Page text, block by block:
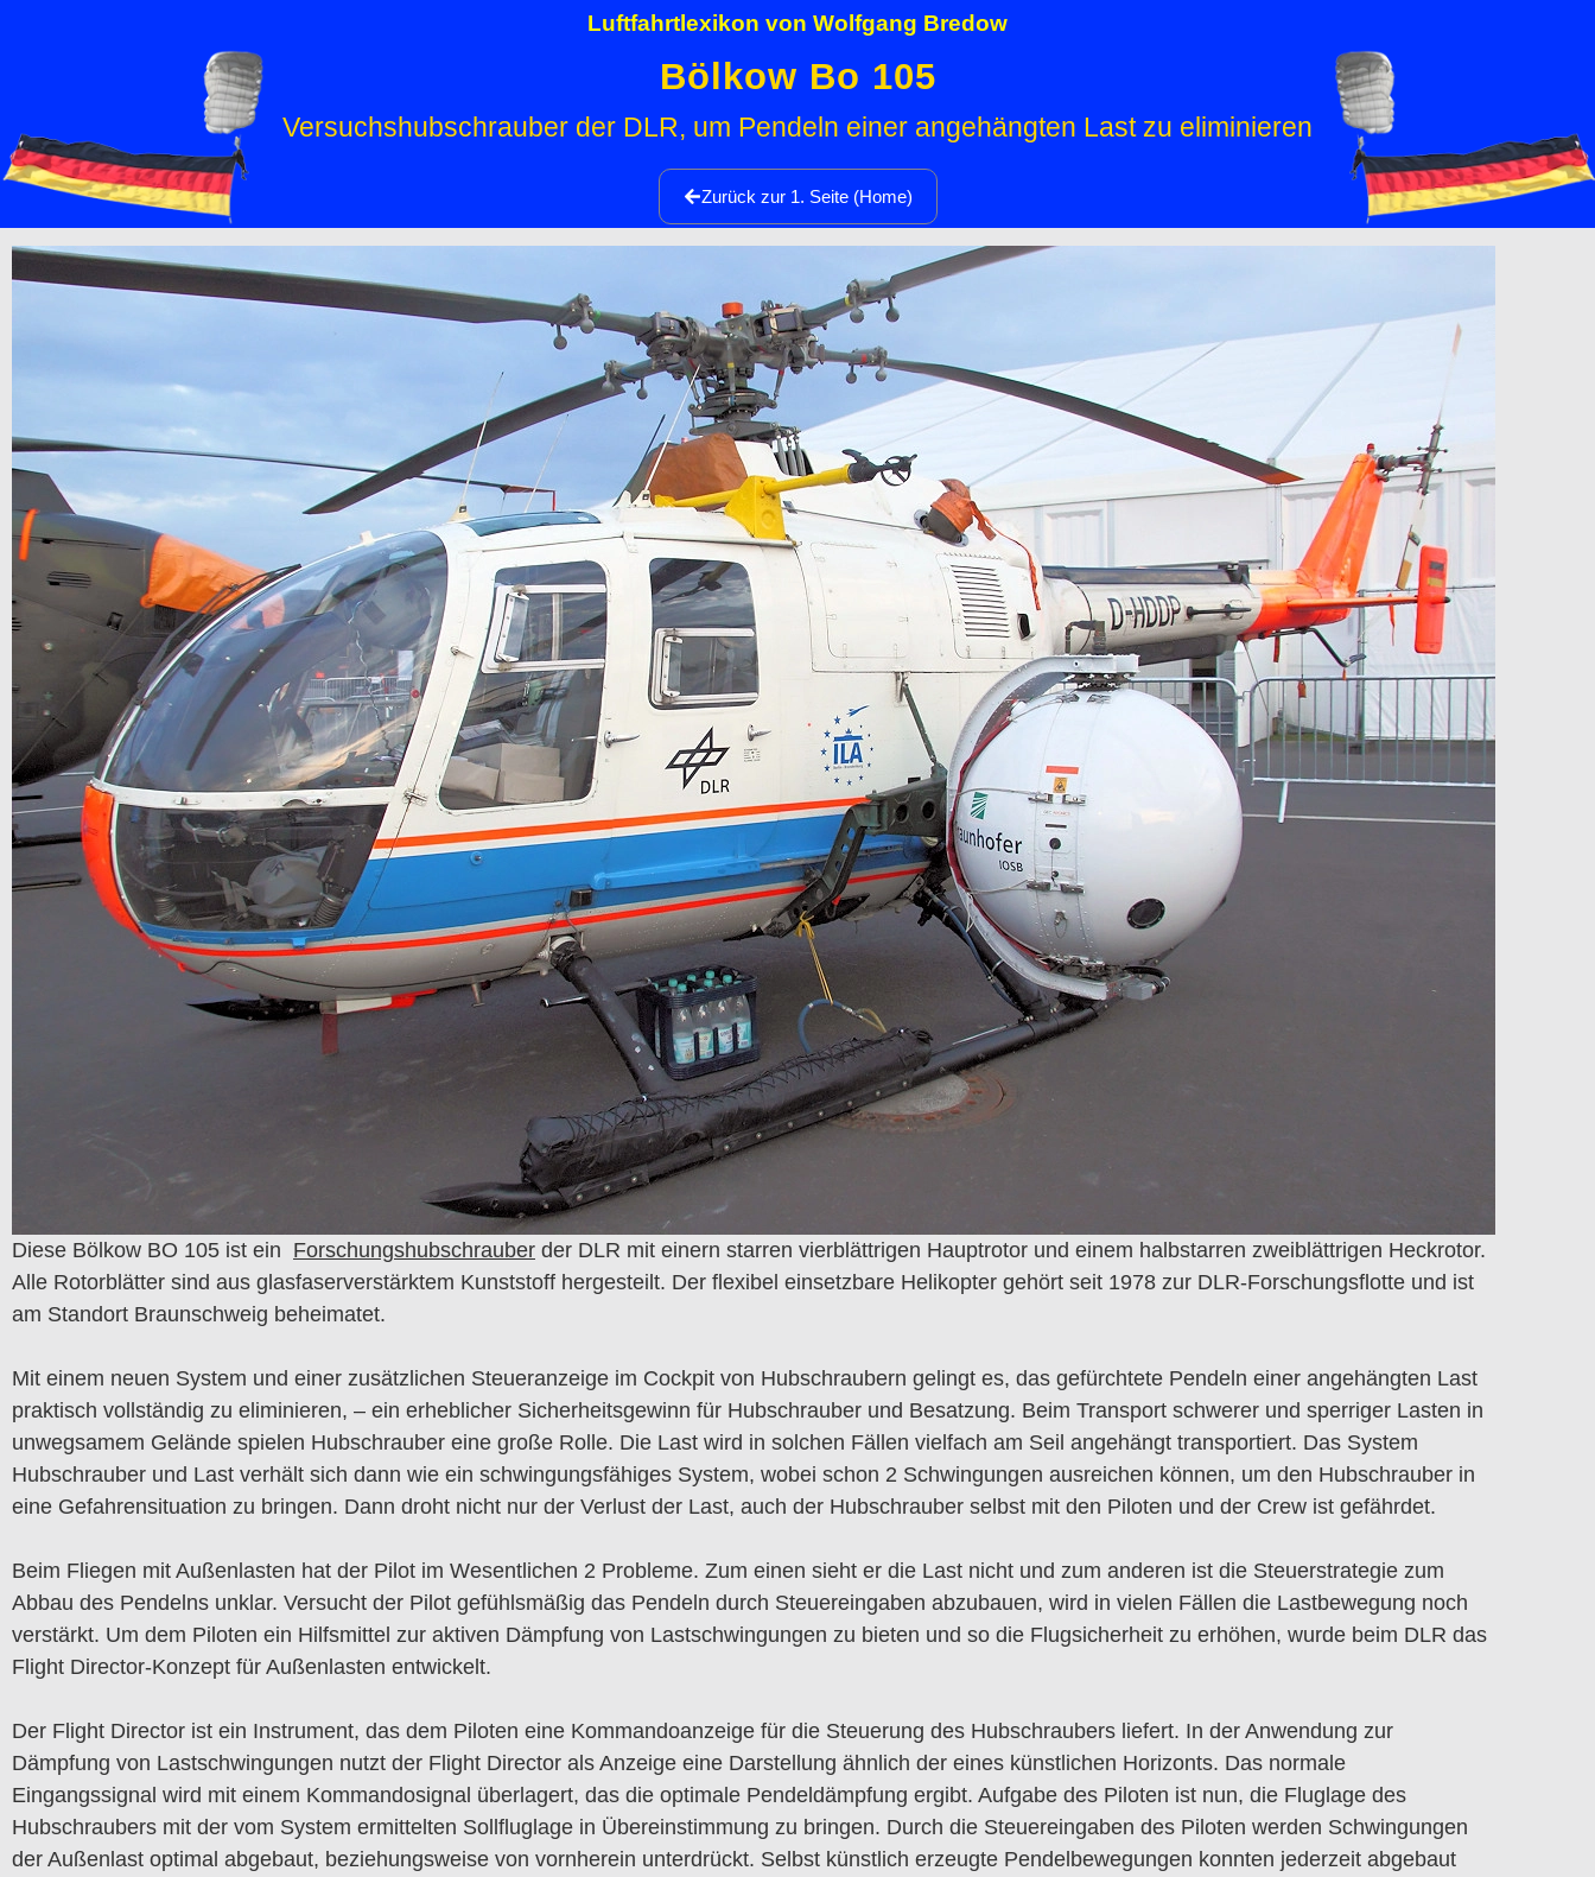
Luftfahrtlexikon von Wolfgang Bredow
Bölkow Bo 105
Versuchshubschrauber der DLR, um Pendeln einer angehängten Last zu eliminieren
Zurück zur 1. Seite (Home)
Diese Bölkow BO 105 ist ein Forschungshubschrauber der DLR mit einern starren vierblättrigen Hauptrotor und einem halbstarren zweiblättrigen Heckrotor.
Alle Rotorblätter sind aus glasfaserverstärktem Kunststoff hergesteilt. Der flexibel einsetzbare Helikopter gehört seit 1978 zur DLR-Forschungsflotte und ist
am Standort Braunschweig beheimatet.
Mit einem neuen System und einer zusätzlichen Steueranzeige im Cockpit von Hubschraubern gelingt es, das gefürchtete Pendeln einer angehängten Last
praktisch vollständig zu eliminieren, – ein erheblicher Sicherheitsgewinn für Hubschrauber und Besatzung. Beim Transport schwerer und sperriger Lasten in
unwegsamem Gelände spielen Hubschrauber eine große Rolle. Die Last wird in solchen Fällen vielfach am Seil angehängt transportiert. Das System
Hubschrauber und Last verhält sich dann wie ein schwingungsfähiges System, wobei schon 2 Schwingungen ausreichen können, um den Hubschrauber in
eine Gefahrensituation zu bringen. Dann droht nicht nur der Verlust der Last, auch der Hubschrauber selbst mit den Piloten und der Crew ist gefährdet.
Beim Fliegen mit Außenlasten hat der Pilot im Wesentlichen 2 Probleme. Zum einen sieht er die Last nicht und zum anderen ist die Steuerstrategie zum
Abbau des Pendelns unklar. Versucht der Pilot gefühlsmäßig das Pendeln durch Steuereingaben abzubauen, wird in vielen Fällen die Lastbewegung noch
verstärkt. Um dem Piloten ein Hilfsmittel zur aktiven Dämpfung von Lastschwingungen zu bieten und so die Flugsicherheit zu erhöhen, wurde beim DLR das
Flight Director-Konzept für Außenlasten entwickelt.
Der Flight Director ist ein Instrument, das dem Piloten eine Kommandoanzeige für die Steuerung des Hubschraubers liefert. In der Anwendung zur
Dämpfung von Lastschwingungen nutzt der Flight Director als Anzeige eine Darstellung ähnlich der eines künstlichen Horizonts. Das normale
Eingangssignal wird mit einem Kommandosignal überlagert, das die optimale Pendeldämpfung ergibt. Aufgabe des Piloten ist nun, die Fluglage des
Hubschraubers mit der vom System ermittelten Sollfluglage in Übereinstimmung zu bringen. Durch die Steuereingaben des Piloten werden Schwingungen
der Außenlast optimal abgebaut, beziehungsweise von vornherein unterdrückt. Selbst künstlich erzeugte Pendelbewegungen konnten jederzeit abgebaut